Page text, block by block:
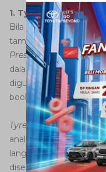
1. Tyre Pressure
Bila AutoFamily
tambal ban, alat ini
Pressure Gaugeini
dalam ban. Ukuran
digunakan harus
book kendaraan.
Tyre Pressure Gauge
analog dan digital. Ada
langsung
disebuttyre pressure